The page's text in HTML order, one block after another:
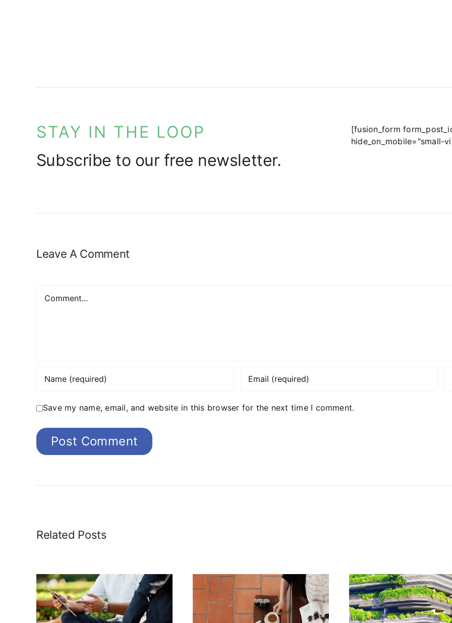
STAY IN THE LOOP
Subscribe to our free newsletter.
[fusion_form
hide_on_mobile="small-
Leave A Comment
Save my name, email, and website in this browser for the next time I comment.
Related Posts